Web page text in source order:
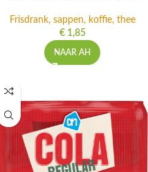
Frisdrank, sappen, koffie, thee
€1,85
NAAR AH